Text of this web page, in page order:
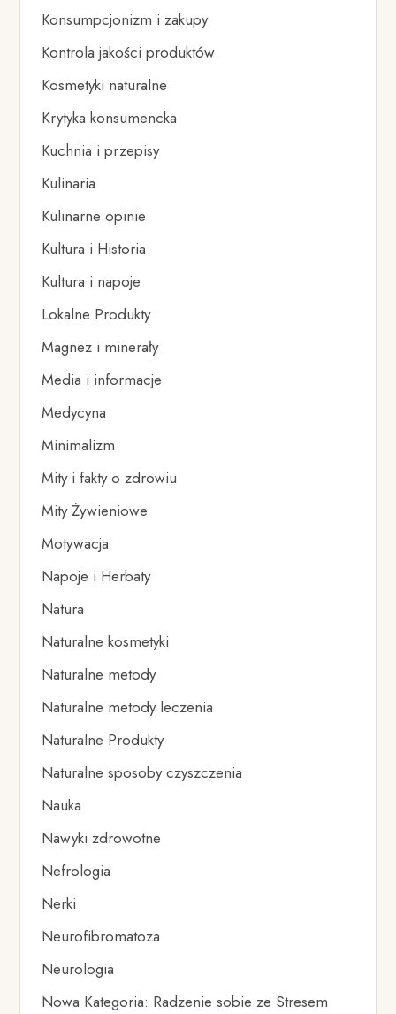
Konsumpcjonizm i zakupy
Kontrola jakości produktów
Kosmetyki naturalne
Krytyka konsumencka
Kuchnia i przepisy
Kulinaria
Kulinarne opinie
Kultura i Historia
Kultura i napoje
Lokalne Produkty
Magnez i minerały
Media i informacje
Medycyna
Minimalizm
Mity i fakty o zdrowiu
Mity Żywieniowe
Motywacja
Napoje i Herbaty
Natura
Naturalne kosmetyki
Naturalne metody
Naturalne metody leczenia
Naturalne Produkty
Naturalne sposoby czyszczenia
Nauka
Nawyki zdrowotne
Nefrologia
Nerki
Neurofibromatoza
Neurologia
Nowa Kategoria: Radzenie sobie ze Stresem